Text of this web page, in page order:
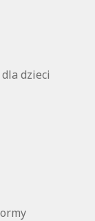
dzieci